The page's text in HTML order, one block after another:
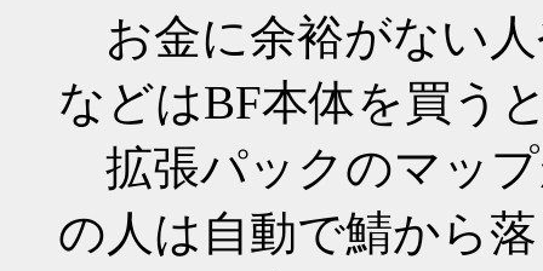
お金に余裕がない
などはBF本体を買う
拡張パックのマッ
の人は自動で鯖から